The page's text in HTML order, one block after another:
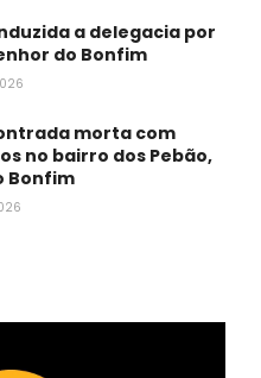
a delegacia por
do Bonfim
morta com
no bairro dos Pebão,
Bonfim